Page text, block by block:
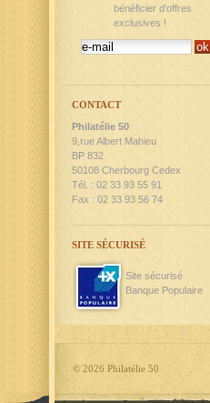
bénéficier d'offres
exclusives !
CONTACT
Philatélie 50
9,rue Albert Mahieu
BP 832
50108 Cherbourg Cedex
Tél. : 02 33 93 55 91
Fax : 02 33 93 56 74
SITE SÉCURISÉ
Site sécurisé
Banque Populaire
© 2026 Philatélie 50